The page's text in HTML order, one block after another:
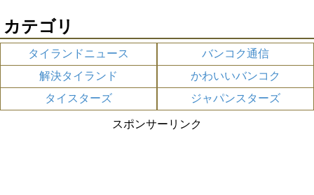
カテゴリ
タイランドニュース
バンコク通信
解決タイランド
かわいいバンコク
タイスターズ
ジャパンスターズ
スポンサーリンク